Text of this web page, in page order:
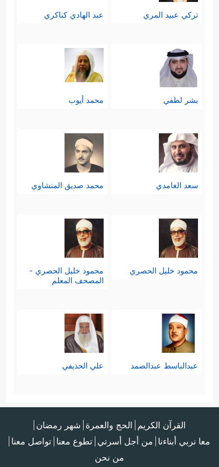
تركي عبيد المري عبد الهادي كناكري
بشر لطفي محمد أيوب
سعد الغامدي محمد صديق المنشاوي
محمود خليل الحصري
محمود خليل الحصري -
المصحف المعلم
عبدالباسط عبدالصمد علي الحذيفي
القرآن الكريم الحج والعمرة شهر رمضان
معا نربي أبناءنا من أجل أسرتي تطوع معنا تواصل معنا
من نحن